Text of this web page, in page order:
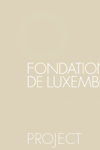
PROJECT